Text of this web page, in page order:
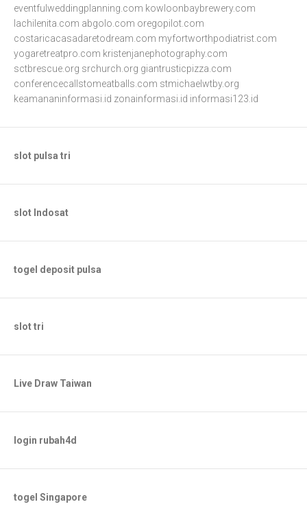
eventfulweddingplanning.com kowloonbaybrewery.com
lachilenita.com abgolo.com oregopilot.com
costaricacasadaretodream.com myfortworthpodiatrist.com
yogaretreatpro.com kristenjanephotography.com
sctbrescue.org srchurch.org giantrusticpizza.com
conferencecallstomeatballs.com stmichaelwtby.org
keamananinformasi.id zonainformasi.id informasi123.id
slot pulsa tri
slot Indosat
togel deposit pulsa
slot tri
Live Draw Taiwan
login rubah4d
togel Singapore